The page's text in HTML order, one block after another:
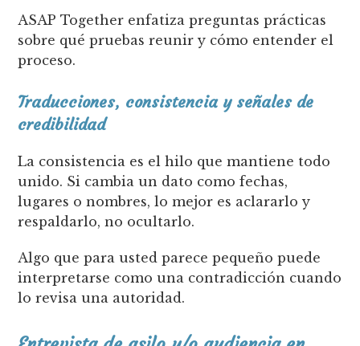
ASAP Together enfatiza preguntas prácticas
sobre qué pruebas reunir y cómo entender el
proceso.
Traducciones, consistencia y señales de
credibilidad
La consistencia es el hilo que mantiene todo
unido. Si cambia un dato como fechas,
lugares o nombres, lo mejor es aclararlo y
respaldarlo, no ocultarlo.
Algo que para usted parece pequeño puede
interpretarse como una contradicción cuando
lo revisa una autoridad.